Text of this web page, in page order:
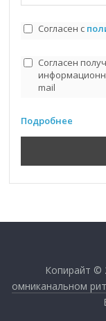
Согласен с
Согласен
mail
Подробнее
Копирайт ©
омниканальном